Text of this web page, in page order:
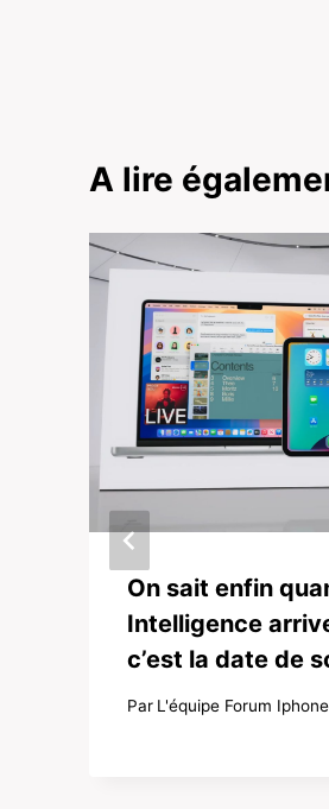
A lire
On sait enfin
Intelligence
c’est la date de
Par L'équipe Forum Iphone